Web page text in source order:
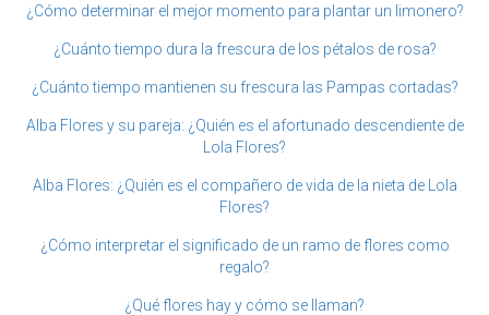
¿Cómo determinar el mejor momento para plantar un limonero?
¿Cuánto tiempo dura la frescura de los pétalos de rosa?
¿Cuánto tiempo mantienen su frescura las Pampas cortadas?
Alba Flores y su pareja: ¿Quién es el afortunado descendiente de
Lola Flores?
Alba Flores: ¿Quién es el compañero de vida de la nieta de Lola
Flores?
¿Cómo interpretar el significado de un ramo de flores como
regalo?
¿Qué flores hay y cómo se llaman?